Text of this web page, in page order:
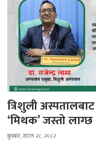
त्रिशुली
‘मिथक’ जस्तो लाग्छ
बुधबार, साउन २८, २०८२